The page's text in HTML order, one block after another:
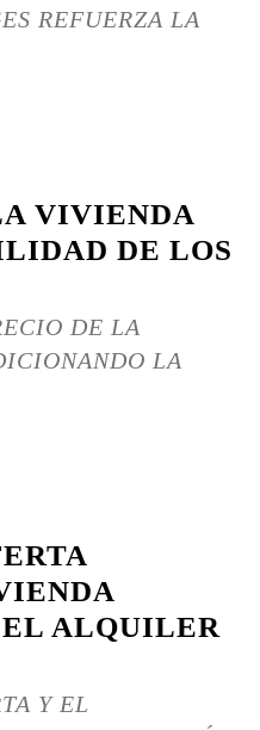
REFUERZA LA
VIVIENDA
DE LOS
DE LA
LA
ALQUILER
Y EL